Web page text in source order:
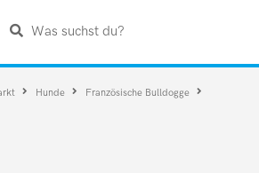
Was suchst du?
Hunde Französische Bulldogge